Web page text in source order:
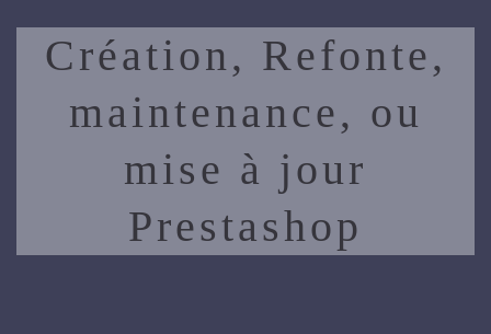
Création, Refonte,
maintenance, ou
mise à jour
Prestashop